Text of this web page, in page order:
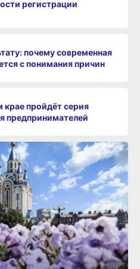
регистрации
почему современная
с понимания причин
крае пройдёт серия
предпринимателей